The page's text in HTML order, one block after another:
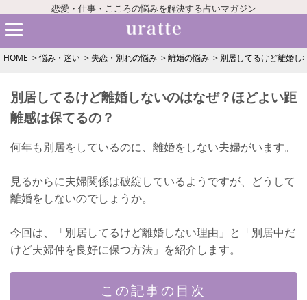
恋愛・仕事・こころの悩みを解決する占いマガジン
HOME 悩み・迷い 失恋・別れの悩み 離婚の悩み 別居してるけど離婚し
別居してるけど離婚しないのはなぜ？ほどよい距
離感は保てるの？
何年も別居をしているのに、離婚をしない夫婦がいます。
見るからに夫婦関係は破綻しているようですが、どうして
離婚をしないのでしょうか。
今回は、「別居してるけど離婚しない理由」と「別居中だ
けど夫婦仲を良好に保つ方法」を紹介します。
この記事の目次